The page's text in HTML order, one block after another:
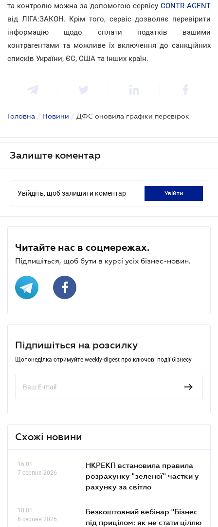
та контролю можна за допомогою сервісу CONTR AGENT
від ЛІГА:ЗАКОН. Крім того, сервіс дозволяє перевірити
інформацію щодо сплати податків вашими
контрагентами та можливе їх включення до санкційних
списків України, ЄС, США та інших країн.
Головна / Новини / ДФС оновила графіки перевірок
Залиште коментар
Увійдіть, щоб залишити коментар увійти
Читайте нас в соцмережах.
Підпишіться, щоб бути в курсі усіх бізнес-новин.
Підпишіться на розсилку
Щопонеділка отримуйте weekly-digest про ключові події бізнесу
Схожі новини
16.01
7 серпня 2026
НКРЕКП встановила правила
розрахунку "зеленої" частки у
рахунку за світло
10.01
6 серпня 2026
Безкоштовний вебінар "Бізнес
під прицілом: як не стати ціллю